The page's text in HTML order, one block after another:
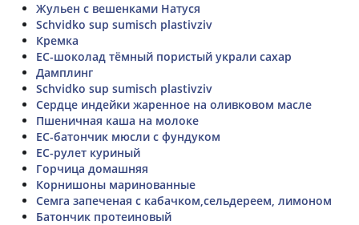
Жульен с вешенками Натуся
Schvidko sup sumisch plastivziv
Кремка
ЕС-шоколад тёмный пористый украли сахар
Дамплинг
Schvidko sup sumisch plastivziv
Сердце индейки жаренное на оливковом масле
Пшеничная каша на молоке
ЕС-батончик мюсли с фундуком
ЕС-рулет куриный
Горчица домашняя
Корнишоны маринованные
Семга запеченая с кабачком,сельдереем, лимоном
Батончик протеиновый